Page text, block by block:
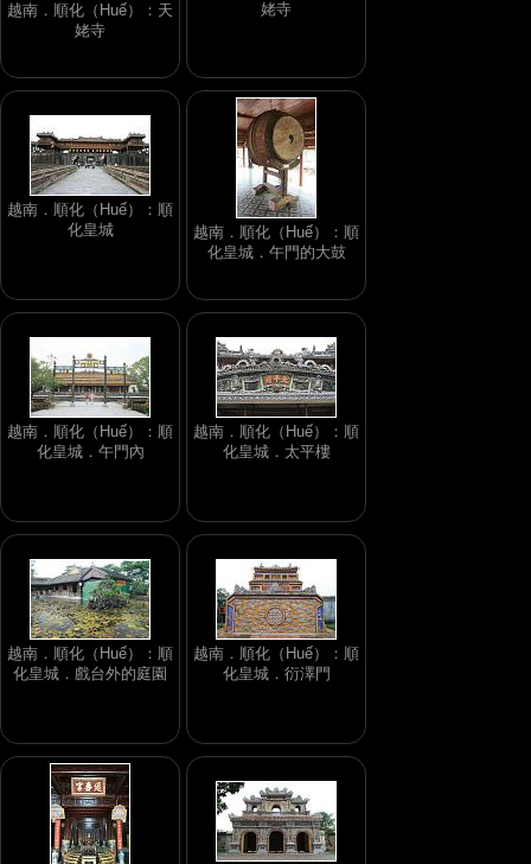
越南．順化（Huế）：天
姥寺
姥寺
越南．順化（Huế）：順
化皇城
越南．順化（Huế）：順
化皇城．午門的大鼓
越南．順化（Huế）：順
化皇城．午門內
越南．順化（Huế）：順
化皇城．太平樓
越南．順化（Huế）：順
化皇城．戲台外的庭園
越南．順化（Huế）：順
化皇城．衍澤門